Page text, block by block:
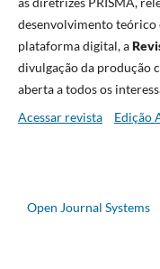
desenvolvimento teórico
plataforma digital, a
divulgação da produção
aberta a todos os
Acessar revista
Edição
Open Journal Systems